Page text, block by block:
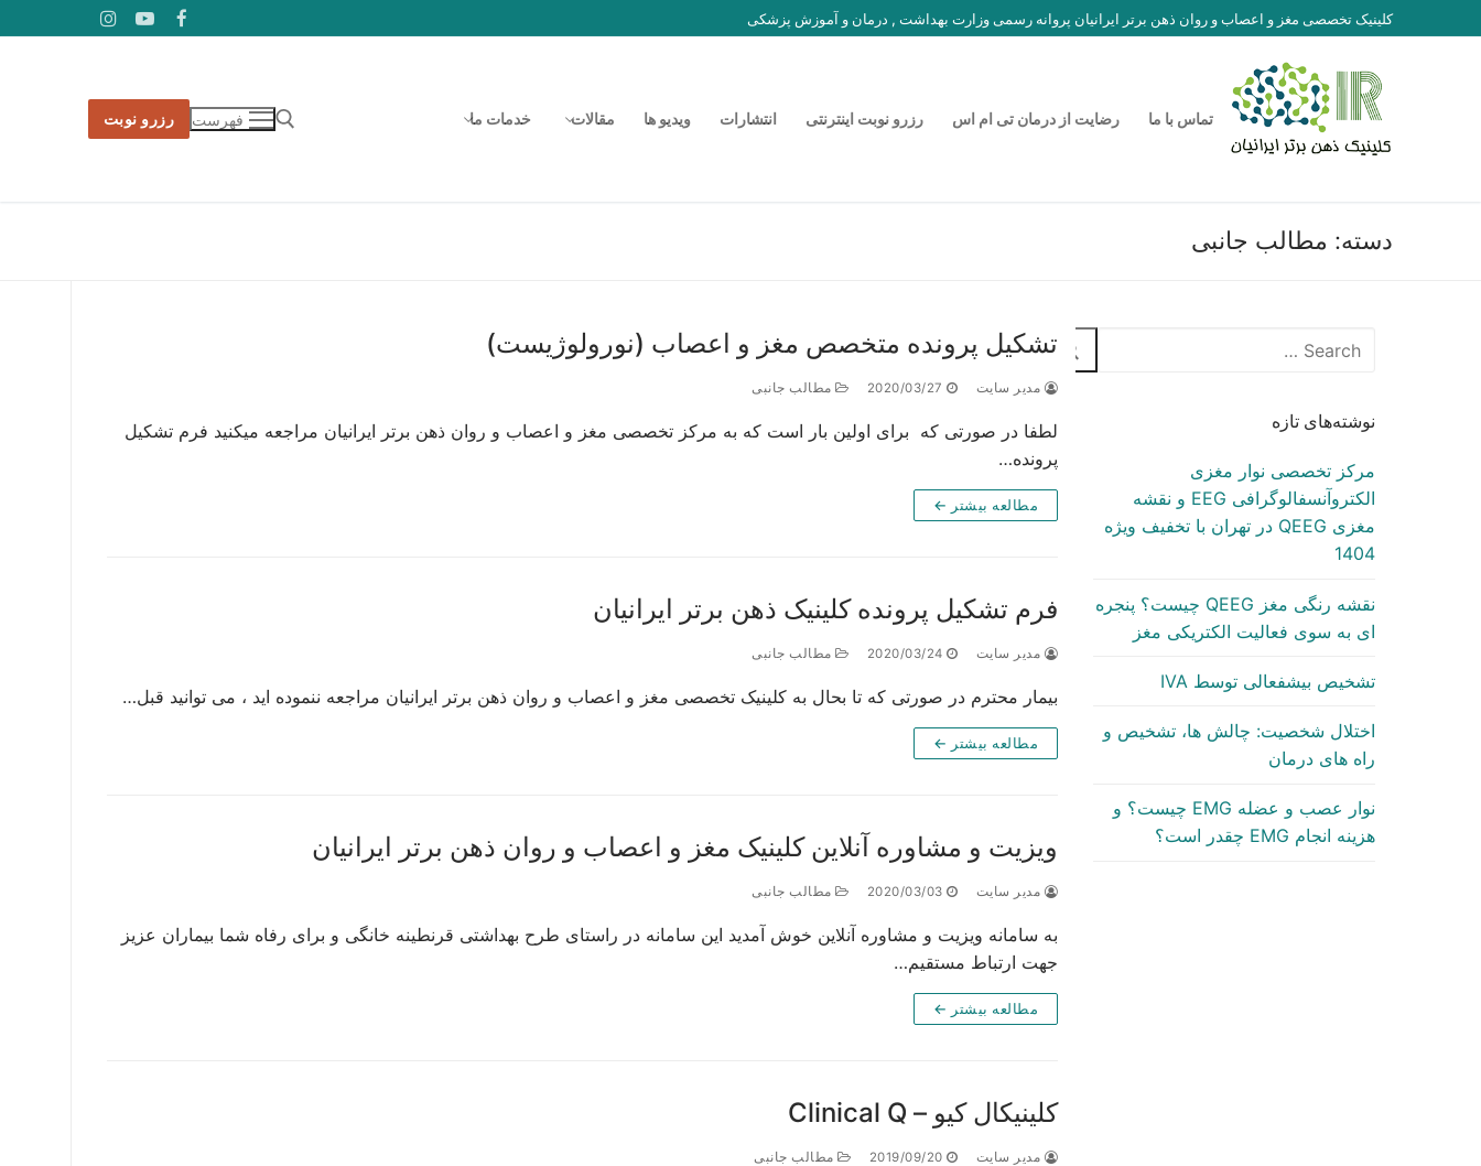
به
کلینیک تخصصی مغز و اعصاب و روان ذهن برتر ایرانیان پروانه رسمی وزارت بهداشت , درمان و آموزش پزشکی
خدمات ما مقالات ویدیو ها انتشارات رزرو نوبت اینترنتی رضایت از درمان تی ام اس تماس با ما فهرست رزرو نوبت
دسته: مطالب جانبی
تشکیل پرونده متخصص مغز و اعصاب (نورولوژیست)
مدیر سایت 2020/03/27 مطالب جانبی
لطفا در صورتی که برای اولین بار است که به مرکز تخصصی مغز و اعصاب و روان ذهن برتر ایرانیان مراجعه میکنید فرم تشکیل
پرونده…
مطالعه بیشتر ←
فرم تشکیل پرونده کلینیک ذهن برتر ایرانیان
مدیر سایت 2020/03/24 مطالب جانبی
بیمار محترم در صورتی که تا بحال به کلینیک تخصصی مغز و اعصاب و روان ذهن برتر ایرانیان مراجعه ننموده اید ، می توانید قبل…
مطالعه بیشتر ←
ویزیت و مشاوره آنلاین کلینیک مغز و اعصاب و روان ذهن برتر ایرانیان
مدیر سایت 2020/03/03 مطالب جانبی
به سامانه ویزیت و مشاوره آنلاین خوش آمدید این سامانه در راستای طرح بهداشتی قرنطینه خانگی و برای رفاه شما بیماران عزیز
جهت ارتباط مستقیم…
مطالعه بیشتر ←
کلینیکال کیو – Clinical Q
مدیر سایت 2019/09/20 مطالب جانبی
جستجو
نوشته‌های تازه
مرکز تخصصی نوار مغزی
الکتروآنسفالوگرافی EEG و نقشه
مغزی QEEG در تهران با تخفیف ویژه
1404
نقشه رنگی مغز QEEG چیست؟ پنجره
ای به سوی فعالیت الکتریکی مغز
تشخیص بیشفعالی توسط IVA
اختلال شخصیت: چالش ها، تشخیص و
راه های درمان
نوار عصب و عضله EMG چیست؟ و
هزینه انجام EMG چقدر است؟